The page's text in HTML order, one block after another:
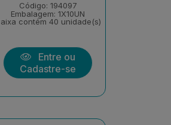
Código: 194097
Embalagem: 1X10UN
contém 40 unidade(s)
Entre ou
Cadastre-se